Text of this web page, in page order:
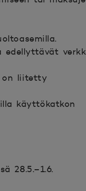
edellyttävät
on liitetty
käyttökatkon
28.5.–1.6.